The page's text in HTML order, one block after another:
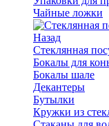
Чайные ложки
Назад
Стеклянная
Бокалы для
Бокалы шале
Декантеры
Бутылки
Кружки из